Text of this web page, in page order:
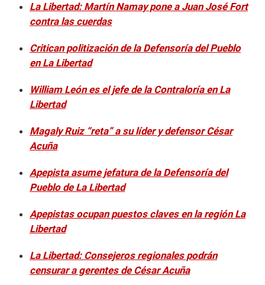
La Libertad: Martín Namay pone a Juan José Fort
contra las cuerdas
Critican politización de la Defensoría del Pueblo
en La Libertad
William León es el jefe de la Contraloría en La
Libertad
Magaly Ruiz “reta” a su líder y defensor César
Acuña
Apepista asume jefatura de la Defensoría del
Pueblo de La Libertad
Apepistas ocupan puestos claves en la región La
Libertad
La Libertad: Consejeros regionales podrán
censurar a gerentes de César Acuña